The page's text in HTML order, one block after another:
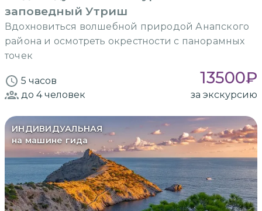
заповедный Утриш
Вдохновиться волшебной природой Анапского
района и осмотреть окрестности с панорамных
точек
5 часов 13500₽
до 4человек за экскурсию
ИНДИВИДУАЛЬНАЯ
на машине гида